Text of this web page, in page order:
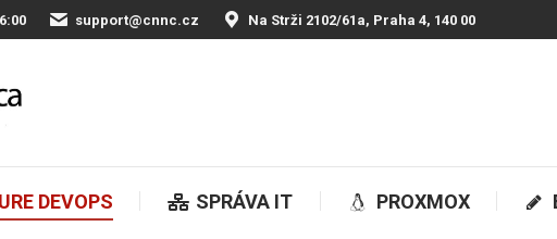
support@cnnc.cz Na Strži 2102/61a, Praha 4, 140 00
DEVOPS SPRÁVA IT PROXMOX
AZURE DEVOPS SPRÁVA IT PROXMOX